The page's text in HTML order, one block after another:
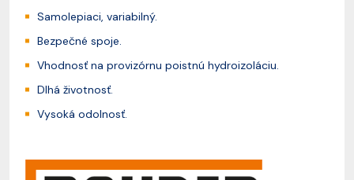
Samolepiaci, variabilný.
Bezpečné spoje.
Vhodnosť na provizórnu poistnú hydroizoláciu.
Dlhá životnosť.
Vysoká odolnosť.